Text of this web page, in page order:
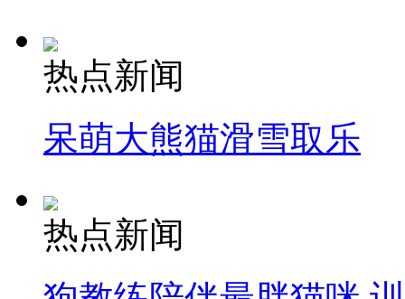
热点新闻
呆萌大熊猫滑雪取乐
热点新闻